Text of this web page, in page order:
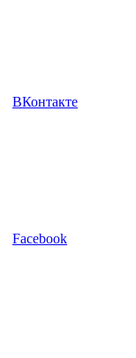
ВКонтакте
Facebook